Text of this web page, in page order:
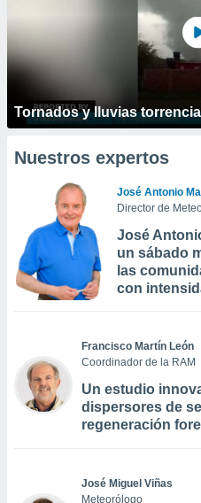
Tornados y lluvias
Nuestros expertos
José Antonio
Director de
José
un sábado
las
con
Francisco Martín León
Coordinador de la RAM
Un estudio
dispersores de
regeneración
José Miguel Viñas
Meteorólogo